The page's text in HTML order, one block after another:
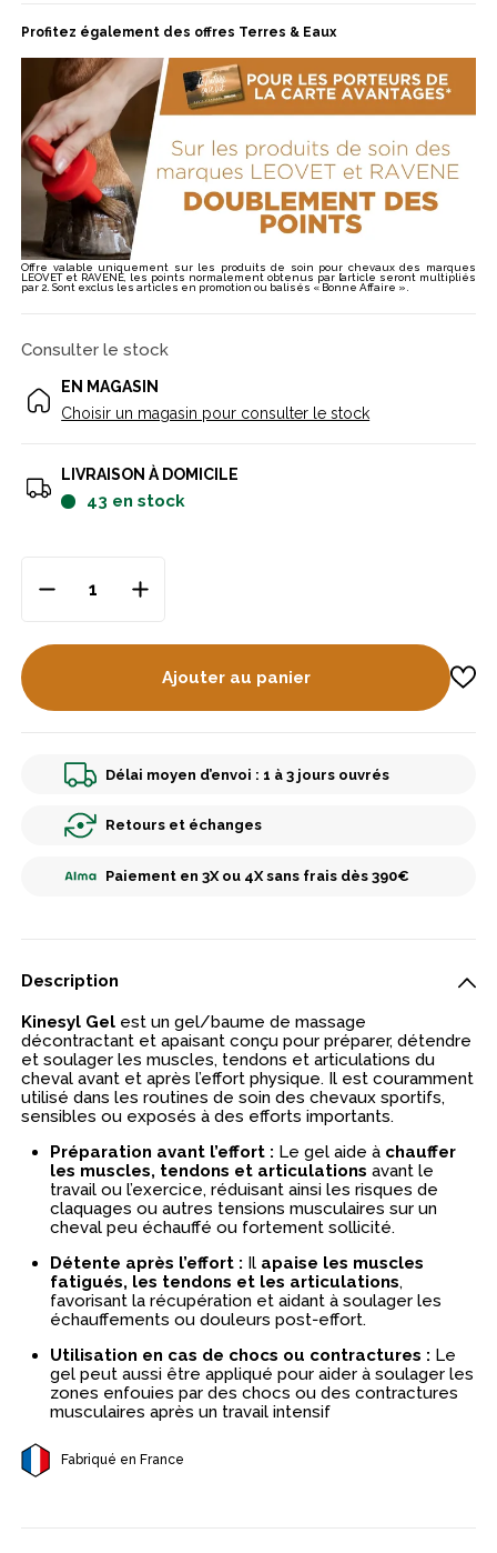
Profitez également des offres Terres & Eaux
Offre valable uniquement sur les produits de soin pour chevaux des marques
LEOVET et RAVENE, les points normalement obtenus par l’article seront multipliés
par 2. Sont exclus les articles en promotion ou balisés « Bonne Affaire ».
Consulter le stock
EN MAGASIN
Choisir un magasin pour consulter le stock
LIVRAISON À DOMICILE
43 en stock
Ajouter au panier
Délai moyen d’envoi : 1 à 3 jours ouvrés
Retours et échanges
Paiement en 3X ou 4X sans frais dès 390€
Description
Kinesyl Gel est un gel/baume de massage
décontractant et apaisant conçu pour préparer, détendre
et soulager les muscles, tendons et articulations du
cheval avant et après l’effort physique. Il est couramment
utilisé dans les routines de soin des chevaux sportifs,
sensibles ou exposés à des efforts importants.
Préparation avant l’effort : Le gel aide à chauffer
les muscles, tendons et articulations avant le
travail ou l’exercice, réduisant ainsi les risques de
claquages ou autres tensions musculaires sur un
cheval peu échauffé ou fortement sollicité.
Détente après l’effort : Il apaise les muscles
fatigués, les tendons et les articulations,
favorisant la récupération et aidant à soulager les
échauffements ou douleurs post‑effort.
Utilisation en cas de chocs ou contractures : Le
gel peut aussi être appliqué pour aider à soulager les
zones enfouies par des chocs ou des contractures
musculaires après un travail intensif
Fabriqué en France